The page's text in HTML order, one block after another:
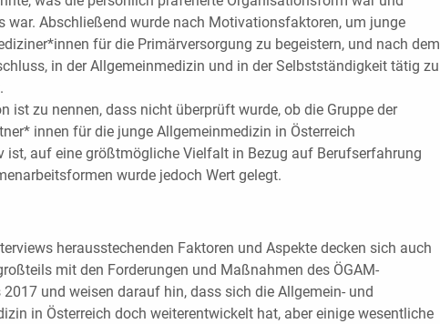
war. Abschließend wurde nach Motivationsfaktoren, um junge
für die Primärversorgung zu begeistern, und nach dem
in der Allgemeinmedizin und in der Selbstständigkeit tätig zu
ist zu nennen, dass nicht überprüft wurde, ob die Gruppe der
innen für die junge Allgemeinmedizin in Österreich
ist, auf eine größtmögliche Vielfalt in Bezug auf Berufserfahrung
wurde jedoch Wert gelegt.
herausstechenden Faktoren und Aspekte decken sich auch
mit den Forderungen und Maßnahmen des ÖGAM-
und weisen darauf hin, dass sich die Allgemein- und
in Österreich doch weiterentwickelt hat, aber einige wesentliche